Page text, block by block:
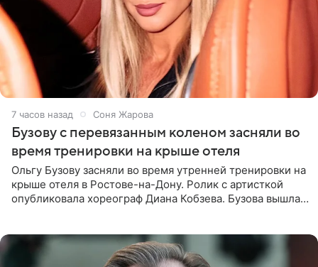
7 часов назад Соня Жарова
Бузову с перевязанным коленом засняли во
время тренировки на крыше отеля
Ольгу Бузову засняли во время утренней тренировки на
крыше отеля в Ростове-на-Дону. Ролик с артисткой
опубликовала хореограф Диана Кобзева. Бузова вышла